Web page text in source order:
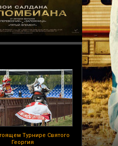
Турнире Святого
Георгия